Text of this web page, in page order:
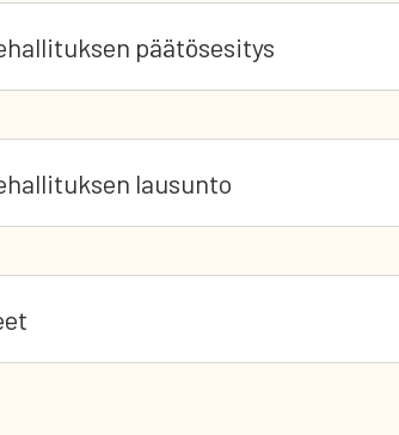
päätösesitys
lausunto